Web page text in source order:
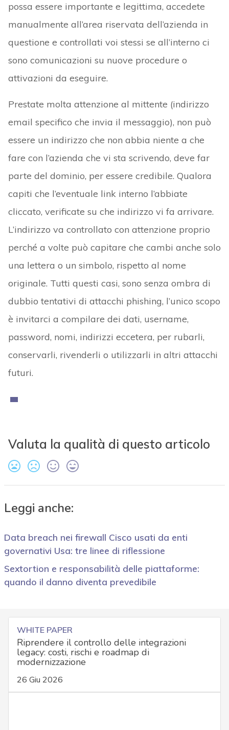
possa essere importante e legittima, accedete
manualmente all’area riservata dell’azienda in
questione e controllati voi stessi se all’interno ci
sono comunicazioni su nuove procedure o
attivazioni da eseguire.
Prestate molta attenzione al mittente (indirizzo
email specifico che invia il messaggio), non può
essere un indirizzo che non abbia niente a che
fare con l’azienda che vi sta scrivendo, deve far
parte del dominio, per essere credibile. Qualora
capiti che l’eventuale link interno l’abbiate
cliccato, verificate su che indirizzo vi fa arrivare.
L’indirizzo va controllato con attenzione proprio
perché a volte può capitare che cambi anche solo
una lettera o un simbolo, rispetto al nome
originale. Tutti questi casi, sono senza ombra di
dubbio tentativi di attacchi phishing, l’unico scopo
è invitarci a compilare dei dati, username,
password, nomi, indirizzi eccetera, per rubarli,
conservarli, rivenderli o utilizzarli in altri attacchi
futuri.
Valuta la qualità di questo articolo
Leggi anche:
Data breach nei firewall Cisco usati da enti
governativi Usa: tre linee di riflessione
Sextortion e responsabilità delle piattaforme:
quando il danno diventa prevedibile
WHITE PAPER
Riprendere il controllo delle integrazioni
legacy: costi, rischi e roadmap di
modernizzazione
26 Giu 2026